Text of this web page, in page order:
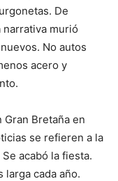
De
narrativa murió
No autos
acero y
Bretaña en
se refieren a la
acabó la fiesta.
larga cada año.